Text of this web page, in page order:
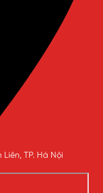
TP. Hà Nội